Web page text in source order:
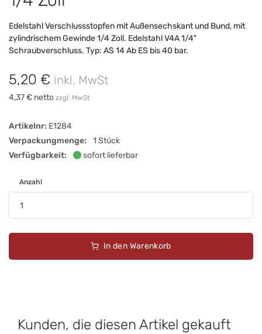
Edelstahl Verschlussstopfen mit Außensechskant und Bund, mit
zylindrischem Gewinde 1/4 Zoll. Edelstahl V4A 1/4"
Schraubverschluss. Typ: AS 14 Ab ES bis 40 bar.
5,20 € inkl. MwSt
4,37 € netto zzgl. MwSt
Artikelnr: E1284
Verpackungmenge:
1 Stück
Verfügbarkeit:
sofort lieferbar
Anzahl
In den Warenkorb
Kunden, die diesen Artikel gekauft